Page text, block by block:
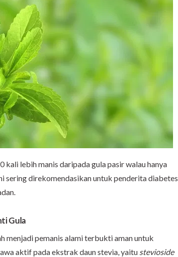
kali lebih manis daripada gula pasir walau hanya
sering direkomendasikan untuk penderita diabetes
Gula
menjadi pemanis alami terbukti aman untuk
aktif pada ekstrak daun stevia, yaitu stevioside